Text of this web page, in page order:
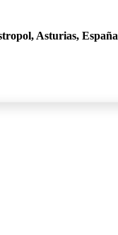
Asturias, España